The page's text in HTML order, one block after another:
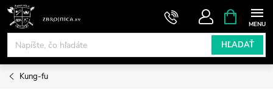
Prejsť
obsah
HĽADAŤ
KOŠÍK
Kung-fu